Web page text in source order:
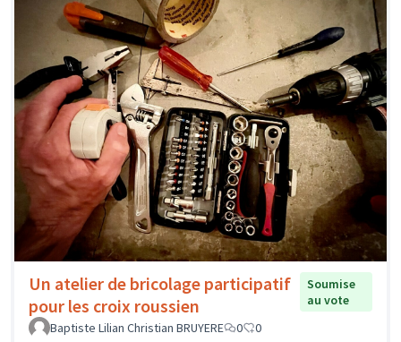
Un atelier de bricolage participatif
pour les croix roussien
Soumise
au vote
Baptiste Lilian Christian BRUYERE
0 0